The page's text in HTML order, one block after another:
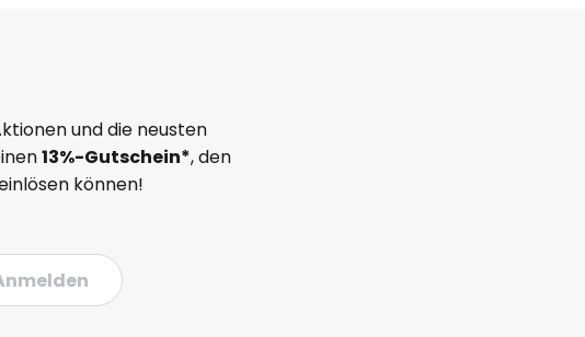
und die neusten
13%-Gutschein*, den
können!